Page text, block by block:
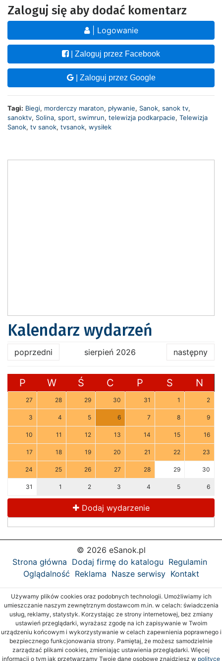
Zaloguj się aby dodać komentarz
| Logowanie
| Zaloguj przez Facebook
| Zaloguj przez Google
Tagi: Biegi, morderczy maraton, pływanie, Sanok, sanok tv,
sanoktv, Solina, sport, swimrun, telewizja podkarpacie, Telewizja
Sanok, tv sanok, tvsanok, wysiłek
Kalendarz wydarzeń
poprzedni sierpień 2026 następny
P W Ś C P S N
27 28 29 30 31 1 2
3 4 5 6 7 8 9
10 11 12 13 14 15 16
17 18 19 20 21 22 23
24 25 26 27 28 29 30
31 1 2 3 4 5 6
Dodaj wydarzenie
© 2026 eSanok.pl
Strona główna Dodaj firmę do katalogu Regulamin
Oglądalność Reklama Nasze serwisy Kontakt
Używamy plików cookies oraz podobnych technologii. Umożliwiamy ich
umieszczanie naszym zewnętrznym dostawcom m.in. w celach: świadczenia
usług, reklamy, statystyk. Korzystając ze strony internetowej, bez zmiany
ustawień przeglądarki, wyrażasz zgodę na ich zapisywanie w Twoim
urządzeniu końcowym i wykorzystywanie w celach zapewnienia poprawnego i
bezpiecznego funkcjonowania strony. Pamiętaj, że możesz samodzielnie
zarządzać plikami cookies, zmieniając ustawienia przeglądarki. Więcej
informacji o tym jak przetwarzamy Twoje dane osobowe znajdziesz w polityce